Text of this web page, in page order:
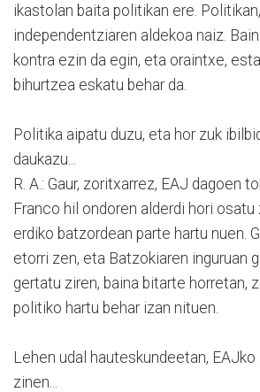
ikastolan baita politikan ere.
independentziaren aldekoa naiz.
kontra ezin da egin, eta oraintxe,
bihurtzea eskatu behar da.
Politika aipatu duzu, eta hor zuk
daukazu...
R. A.: Gaur, zoritxarrez, EAJ dagoen
Franco hil ondoren alderdi hori osatu
erdiko batzordean parte hartu nuen.
etorri zen, eta Batzokiaren inguruan
gertatu ziren, baina bitarte horretan,
politiko hartu behar izan nituen.
Lehen udal hauteskundeetan,
zinen...